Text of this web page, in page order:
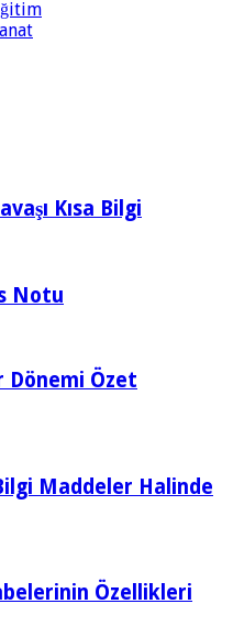
Kısa Bilgi
Notu
Dönemi Özet
Maddeler Halinde
Özellikleri